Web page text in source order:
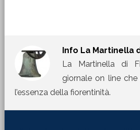
Info La Martinella
La Martinella di
giornale on line
l’essenza della fiorentinità.